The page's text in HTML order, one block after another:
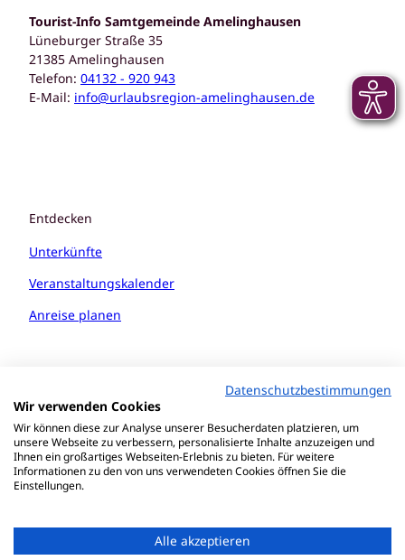
Tourist-Info Samtgemeinde Amelinghausen
Lüneburger Straße 35
21385 Amelinghausen
Telefon: 04132 - 920 943
E-Mail: info@urlaubsregion-amelinghausen.de
Entdecken
Unterkünfte
Veranstaltungskalender
Anreise planen
Datenschutzbestimmungen
Wir verwenden Cookies
Wir können diese zur Analyse unserer Besucherdaten platzieren, um
unsere Webseite zu verbessern, personalisierte Inhalte anzuzeigen und
Ihnen ein großartiges Webseiten-Erlebnis zu bieten. Für weitere
Informationen zu den von uns verwendeten Cookies öffnen Sie die
Einstellungen.
Alle akzeptieren